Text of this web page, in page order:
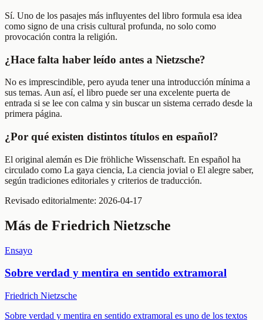
Sí. Uno de los pasajes más influyentes del libro formula esa idea
como signo de una crisis cultural profunda, no solo como
provocación contra la religión.
¿Hace falta haber leído antes a Nietzsche?
No es imprescindible, pero ayuda tener una introducción mínima a
sus temas. Aun así, el libro puede ser una excelente puerta de
entrada si se lee con calma y sin buscar un sistema cerrado desde la
primera página.
¿Por qué existen distintos títulos en español?
El original alemán es Die fröhliche Wissenschaft. En español ha
circulado como La gaya ciencia, La ciencia jovial o El alegre saber,
según tradiciones editoriales y criterios de traducción.
Revisado editorialmente: 2026-04-17
Más de Friedrich Nietzsche
Ensayo
Sobre verdad y mentira en sentido extramoral
Friedrich Nietzsche
Sobre verdad y mentira en sentido extramoral es uno de los textos